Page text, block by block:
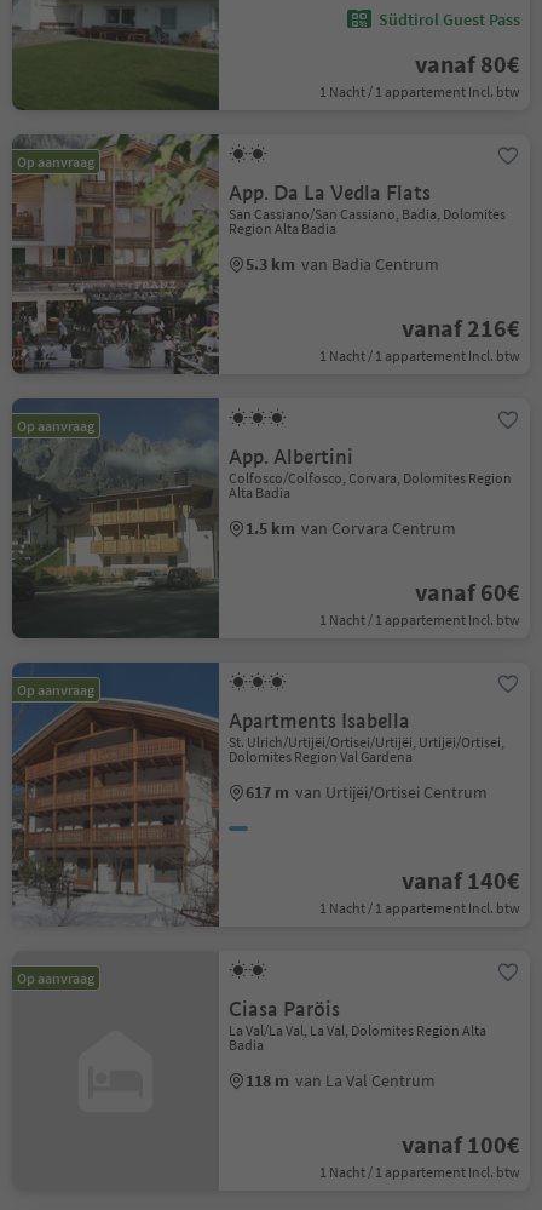
Südtirol Guest Pass
vanaf 80€
1 Nacht / 1 appartement Incl. btw
Op aanvraag
App. Da La Vedla Flats
San Cassiano/San Cassiano, Badia, Dolomites
Region Alta Badia
5.3 km van Badia Centrum
vanaf 216€
1 Nacht / 1 appartement Incl. btw
Op aanvraag
App. Albertini
Colfosco/Colfosco, Corvara, Dolomites Region
Alta Badia
1.5 km van Corvara Centrum
vanaf 60€
1 Nacht / 1 appartement Incl. btw
Op aanvraag
Apartments Isabella
St. Ulrich/Urtijëi/Ortisei/Urtijëi, Urtijëi/Ortisei,
Dolomites Region Val Gardena
617 m van Urtijëi/Ortisei Centrum
vanaf 140€
1 Nacht / 1 appartement Incl. btw
Op aanvraag
Ciasa Paröis
La Val/La Val, La Val, Dolomites Region Alta
Badia
118 m van La Val Centrum
vanaf 100€
1 Nacht / 1 appartement Incl. btw